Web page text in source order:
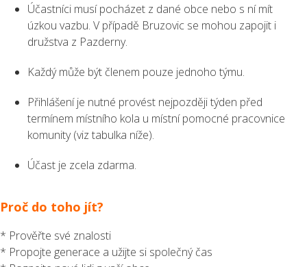
Účastníci musí pocházet z dané obce nebo s ní mít
úzkou vazbu. V případě Bruzovic se mohou zapojit i
družstva z Pazderny.
Každý může být členem pouze jednoho týmu.
Přihlášení je nutné provést nejpozději týden před
termínem místního kola u místní pomocné pracovnice
komunity (viz tabulka níže).
Účast je zcela zdarma.
Proč do toho jít?
* Prověřte své znalosti
* Propojte generace a užijte si společný čas